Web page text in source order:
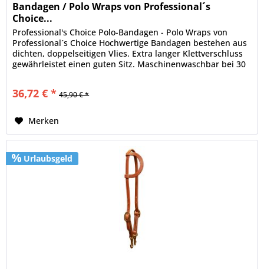
Bandagen / Polo Wraps von Professional´s
Choice...
Professional's Choice Polo-Bandagen - Polo Wraps von
Professional´s Choice Hochwertige Bandagen bestehen aus
dichten, doppelseitigen Vlies. Extra langer Klettverschluss
gewährleistet einen guten Sitz. Maschinenwaschbar bei 30
36,72 € * 45,90 € *
Merken
Urlaubsgeld